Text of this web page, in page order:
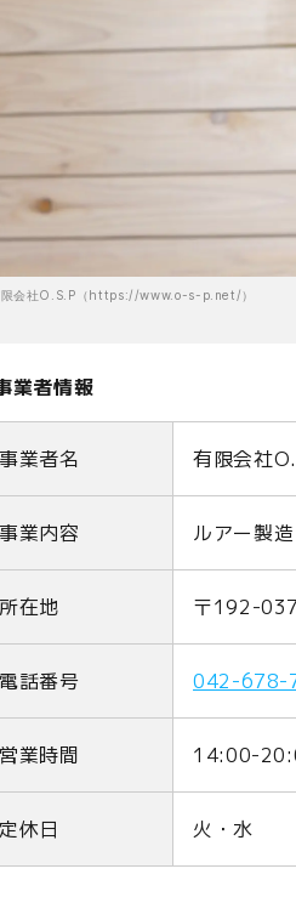
限会社O.S.P（https://www.o-s-p.net/）
業者情報
事業者名 有限会社
事業内容 ルアー製
所在地 〒192-
電話番号 042-678-
営業時間 14:00-
定休日 火・水